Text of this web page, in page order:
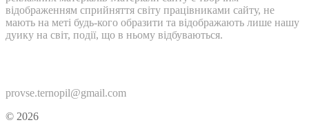
відображенням сприйняття світу працівниками сайту, не
мають на меті будь-кого образити та відображають лише нашу
дуику на світ, події, що в ньому відбуваються.
provse.ternopil@gmail.com
© 2026